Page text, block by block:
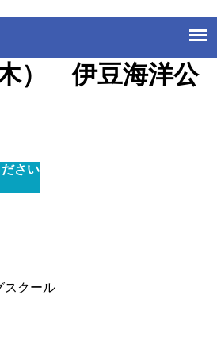
） 伊豆海洋公
さい
スクール